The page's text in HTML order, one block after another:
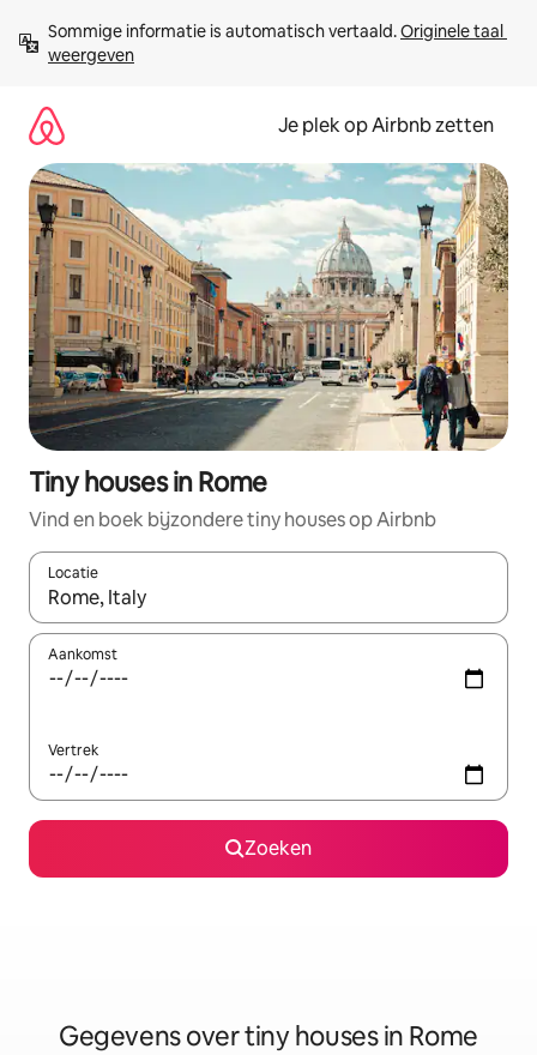
direct
naar
Sommige informatie is automatisch vertaald. Originele taal
weergeven
Je plek op Airbnb zetten
Tiny houses in Rome
Vind en boek bijzondere tiny houses op Airbnb
Locatie
Wanneer er resultaten beschikbaar zijn, maak je een keuze
Aankomst
Vertrek
Zoeken
Gegevens over tiny houses in Rome